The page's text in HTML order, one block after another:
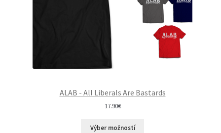
ALAB - All Liberals Are Bastards
17.90€
Výber možností